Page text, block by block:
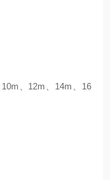
、12m、14m、16